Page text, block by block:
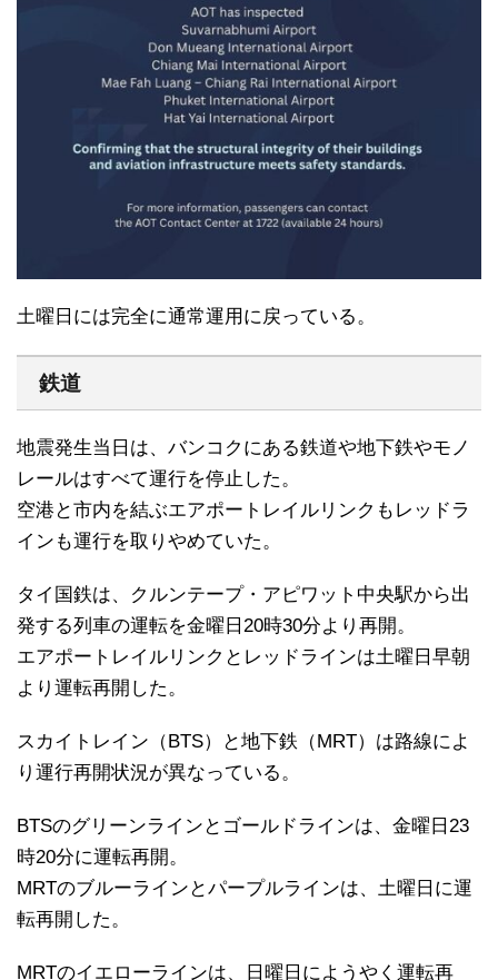
土曜日には完全に通常運用に戻っている。
鉄道
地震発生当日は、バンコクにある鉄道や地下鉄やモノ
レールはすべて運行を停止した。
空港と市内を結ぶエアポートレイルリンクもレッドラ
インも運行を取りやめていた。
タイ国鉄は、クルンテープ・アピワット中央駅から出
発する列車の運転を金曜日20時30分より再開。
エアポートレイルリンクとレッドラインは土曜日早朝
より運転再開した。
スカイトレイン（BTS）と地下鉄（MRT）は路線によ
り運行再開状況が異なっている。
BTSのグリーンラインとゴールドラインは、金曜日23
時20分に運転再開。
MRTのブルーラインとパープルラインは、土曜日に運
転再開した。
MRTのイエローラインは、日曜日にようやく運転再